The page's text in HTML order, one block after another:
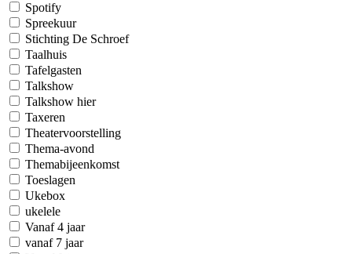
Spotify
Spreekuur
Stichting De Schroef
Taalhuis
Tafelgasten
Talkshow
Talkshow hier
Taxeren
Theatervoorstelling
Thema-avond
Themabijeenkomst
Toeslagen
Ukebox
ukelele
Vanaf 4 jaar
vanaf 7 jaar